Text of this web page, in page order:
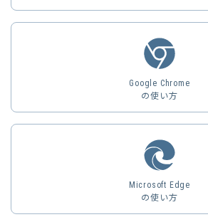
Google Chrome
の使い方
Microsoft Edge
の使い方